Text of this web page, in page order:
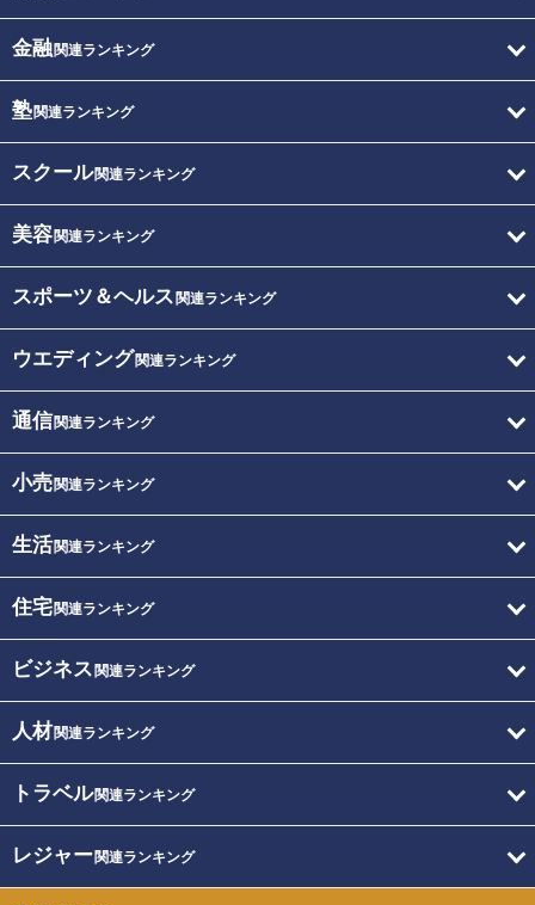
金融関連ランキング
塾関連ランキング
スクール関連ランキング
美容関連ランキング
スポーツ＆ヘルス 関連ランキング
ウエディング関連ランキング
通信関連ランキング
小売関連ランキング
生活関連ランキング
住宅関連ランキング
ビジネス 関連ランキング
人材関連ランキング
トラベル関連ランキング
レジャー関連ランキング